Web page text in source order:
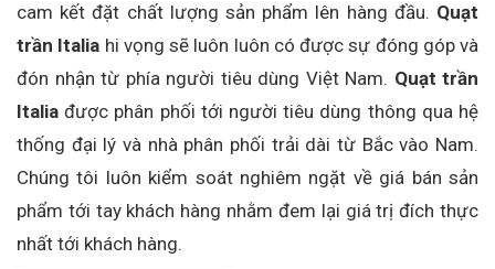
cam kết đặt chất lượng sản phẩm lên hàng đầu. Quạt
trần Italia hi vọng sẽ luôn luôn có được sự đóng góp và
đón nhận từ phía người tiêu dùng Việt Nam. Quạt trần
Italia được phân phối tới người tiêu dùng thông qua hệ
thống đại lý và nhà phân phối trải dài từ Bắc vào Nam.
Chúng tôi luôn kiểm soát nghiêm ngặt về giá bán sản
phẩm tới tay khách hàng nhằm đem lại giá trị đích thực
nhất tới khách hàng.